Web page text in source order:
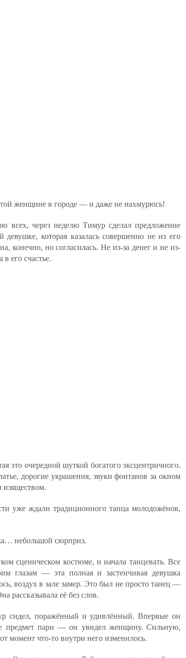
женщине в городе — и даже не нахмурюсь!
всех, через неделю Тимур сделал предложение
которая казалась совершенно не из его
конечно, но согласилась. Не из-за денег и не из-
его счастье.
это очередной шуткой богатого эксцентричного.
дорогие украшения, звуки фонтанов за окном
уже ждали традиционного танца молодожёнов,
небольшой сюрприз.
сценическом костюме, и начала танцевать. Все
глазам — эта полная и застенчивая девушка
воздух в зале замер. Это был не просто танец —
рассказывала её без слов.
сидел, поражённый и удивлённый. Впервые он
предмет пари — он увидел женщину. Сильную,
момент что-то внутри него изменилось.